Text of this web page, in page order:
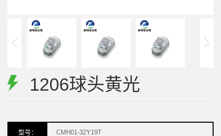
1206球头黄光
型号： CMH01-32Y19T